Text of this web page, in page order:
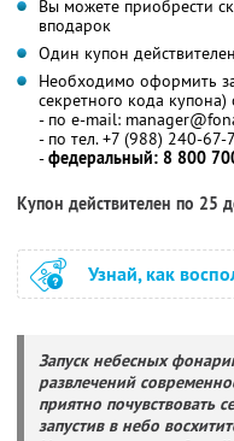
Вы можете приобрести
вподарок
Один купон
Необходимо оформить
секретного кода
- по e-mail:
- по тел. +7 (988) 240-
-федеральный: 8 800
Купон действителен по 25
Узнай, как
Запуск небесных
развлечений
приятно почувствовать
запустив в небо